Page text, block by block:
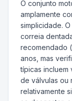
O conjunto
amplamente
simplicidade.
correia
recomendado
anos, mas
típicas incluem
de válvulas ou
relativamente